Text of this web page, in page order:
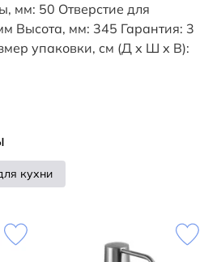
мм: 50 Отверстие для
Высота, мм: 345 Гарантия: 3
упаковки, см (Д х Ш х В):
кухни